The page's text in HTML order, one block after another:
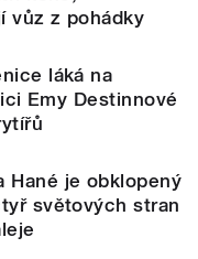
vůz z pohádky
láká na
Emy Destinnové
Hané je obklopený
světových stran